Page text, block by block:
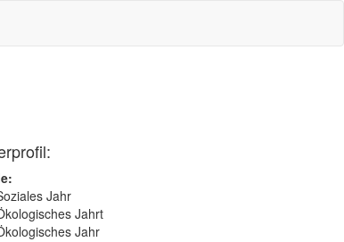
Jahr
Jahrt
Jahr